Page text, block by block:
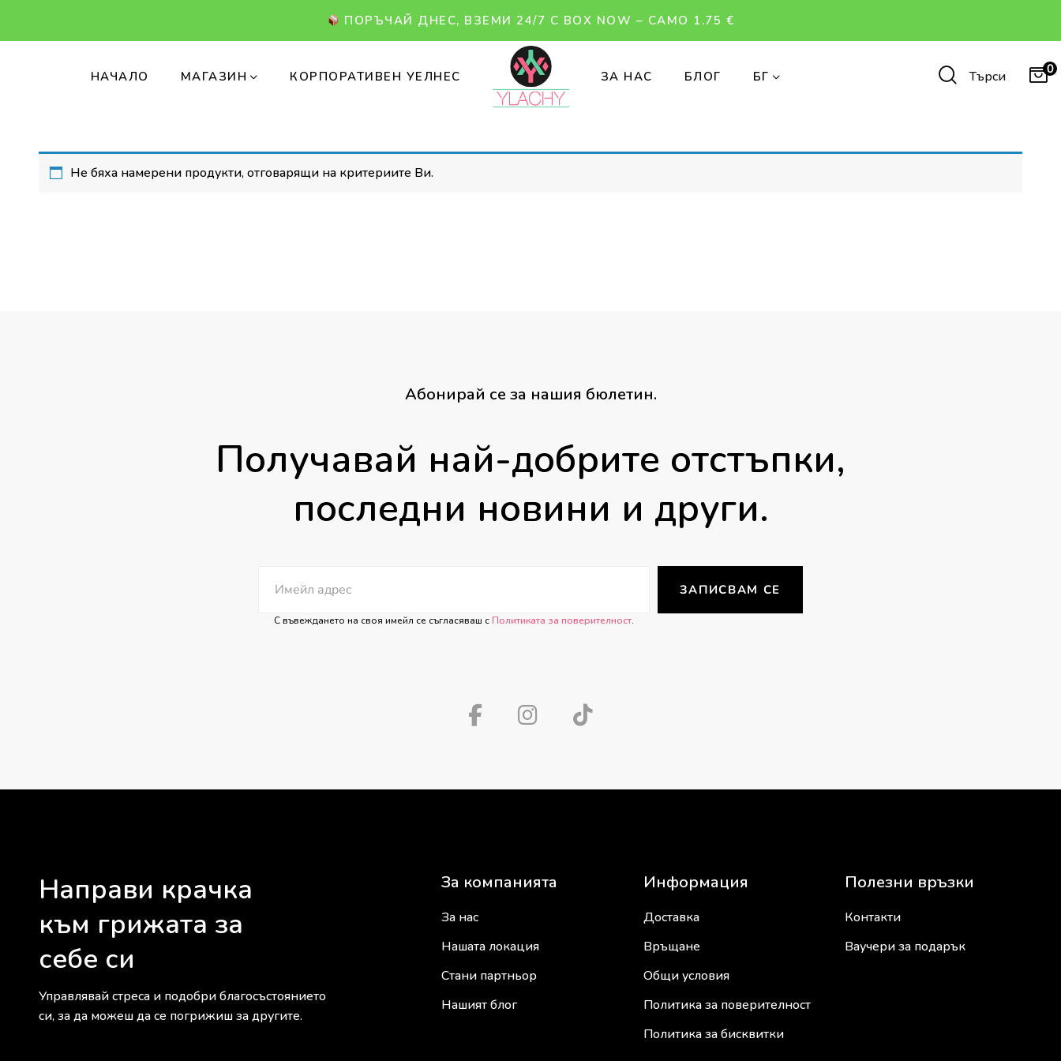
ПОРЪЧАЙ ДНЕС, ВЗЕМИ 24/7 С BOX NOW – САМО 1.75 €
НАЧАЛО МАГАЗИН КОРПОРАТИВЕН УЕЛНЕС ЗА НАС БЛОГ БГ Търси 0
Не бяха намерени продукти, отговарящи на критериите Ви.
Абонирай се за нашия бюлетин.
Получавай най-добрите отстъпки,
последни новини и други.
С въвеждането на своя имейл се съгласяваш с Политиката за поверителност.
ЗАПИСВАМ СЕ
Направи крачка
към грижата за
себе си
Управлявай стреса и подобри благосъстоянието
си, за да можеш да се погрижиш за другите.
За компанията
За нас
Нашата локация
Стани партньор
Нашият блог
Информация
Доставка
Връщане
Общи условия
Политика за поверителност
Политика за бисквитки
Полезни връзки
Контакти
Ваучери за подарък